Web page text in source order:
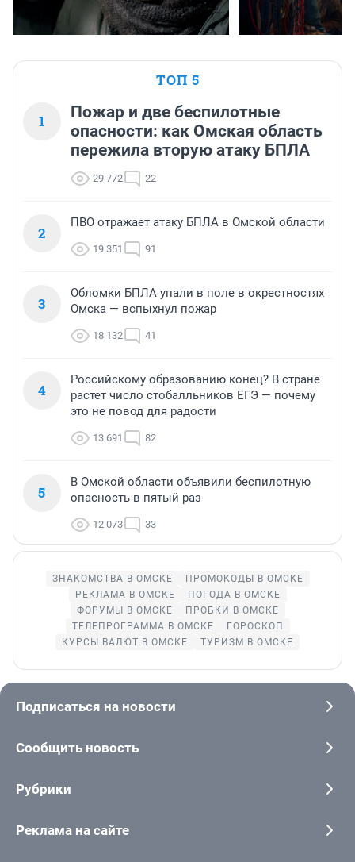
ТОП 5
1
Пожар и две беспилотные
опасности: как Омская область
пережила вторую атаку БПЛА
29 772 22
2
ПВО отражает атаку БПЛА в Омской области
19 351 91
3
Обломки БПЛА упали в поле в окрестностях
Омска — вспыхнул пожар
18 132 41
4
Российскому образованию конец? В стране
растет число стобалльников ЕГЭ — почему
это не повод для радости
13 691 82
5
В Омской области объявили беспилотную
опасность в пятый раз
12 073 33
ЗНАКОМСТВА В ОМСКЕ
ПРОМОКОДЫ В ОМСКЕ
РЕКЛАМА В ОМСКЕ
ПОГОДА В ОМСКЕ
ФОРУМЫ В ОМСКЕ
ПРОБКИ В ОМСКЕ
ТЕЛЕПРОГРАММА В ОМСКЕ
ГОРОСКОП
КУРСЫ ВАЛЮТ В ОМСКЕ
ТУРИЗМ В ОМСКЕ
Подписаться на новости
Сообщить новость
Рубрики
Реклама на сайте